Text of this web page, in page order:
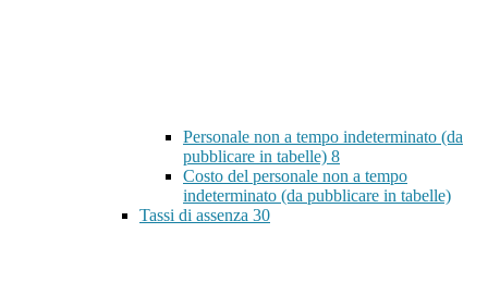
Personale non a tempo indeterminato (da
pubblicare in tabelle) 8
Costo del personale non a tempo
indeterminato (da pubblicare in tabelle)
Tassi di assenza 30